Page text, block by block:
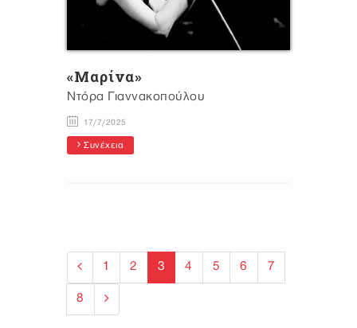
«Mαρίνα»
Ντόρα Γιαννακοπούλου
17/7/2025
Συνέχεια
1 2 3 4 5 6 7
8